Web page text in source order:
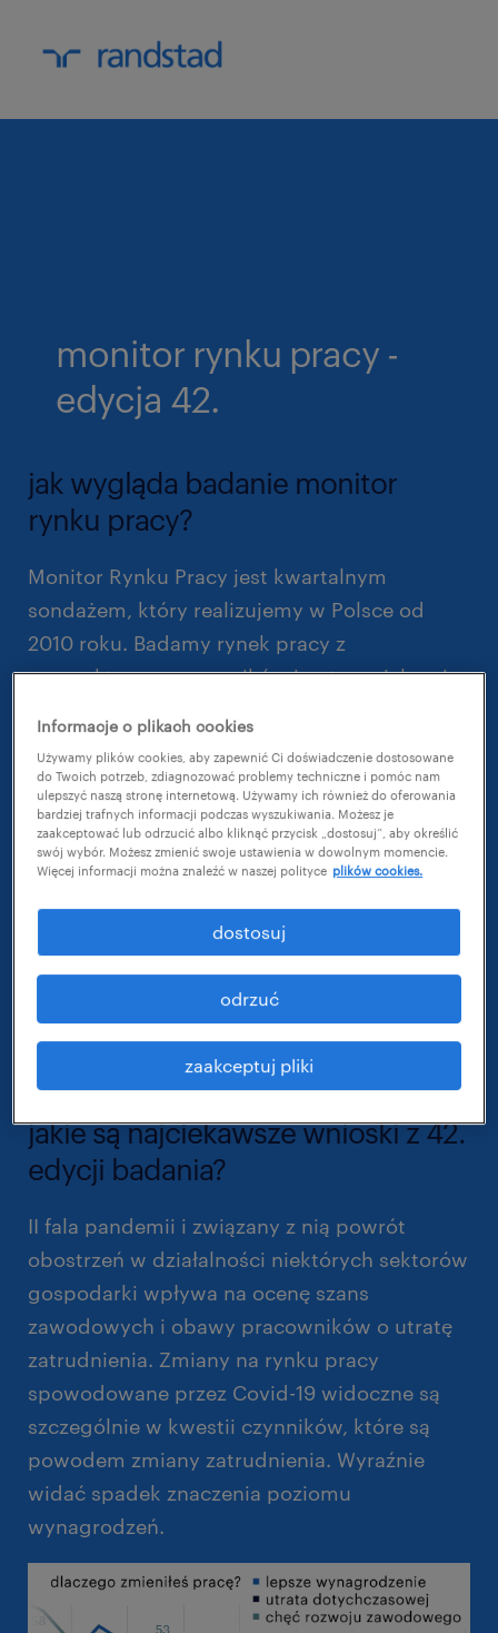
monitor rynku pracy -
edycja 42.
jak wygląda badanie monitor
rynku pracy?
Monitor Rynku Pracy jest kwartalnym
sondażem, który realizujemy w Polsce od
2010 roku. Badamy rynek pracy z
perspektywy pracowników i pytamy ich m.in.
przyczyny zmian oraz obawy związane z ich
karierą zawodową. Od początku pandemii
COVID-19 analizujemy też wpływ sytuacji
epidemicznej na ocenę szans pracowników
na zatrudnienie oraz ocenę ryzyka utraty
pracy.
W tej edycji badania, zrealizowanej w
grudniu, wzięło udział 1001 respondentów
zatrudnionych w kluczowych branżach
jakie są najciekawsze wnioski z 42.
edycji badania?
II fala pandemii i związany z nią powrót
obostrzeń w działalności niektórych sektorów
gospodarki wpływa na ocenę szans
zawodowych i obawy pracowników o utratę
zatrudnienia. Zmiany na rynku pracy
spowodowane przez Covid-19 widoczne są
szczególnie w kwestii czynników, które są
powodem zmiany zatrudnienia. Wyraźnie
widać spadek znaczenia poziomu
wynagrodzeń.
Informacje o plikach cookies
Używamy plików cookies, aby zapewnić Ci doświadczenie dostosowane
do Twoich potrzeb, zdiagnozować problemy techniczne i pomóc nam
ulepszyć naszą stronę internetową. Używamy ich również do oferowania
bardziej trafnych informacji podczas wyszukiwania. Możesz je
zaakceptować lub odrzucić albo kliknąć przycisk „dostosuj”, aby określić
swój wybór. Możesz zmienić swoje ustawienia w dowolnym momencie.
Więcej informacji można znaleźć w naszej polityce plików cookies.
zaakceptuj pliki
odrzuć
dostosuj